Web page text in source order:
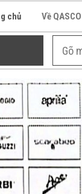
chủ Về QASCO